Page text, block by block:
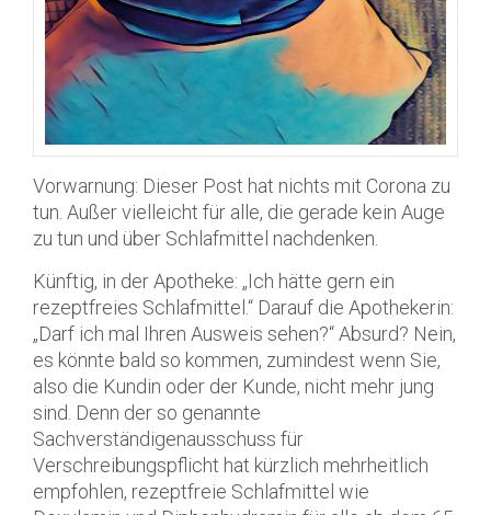
Vorwarnung: Dieser Post hat nichts mit Corona zu
tun. Außer vielleicht für alle, die gerade kein Auge
zu tun und über Schlafmittel nachdenken.
Künftig, in der Apotheke: „Ich hätte gern ein
rezeptfreies Schlafmittel.“ Darauf die Apothekerin:
„Darf ich mal Ihren Ausweis sehen?“ Absurd? Nein,
es könnte bald so kommen, zumindest wenn Sie,
also die Kundin oder der Kunde, nicht mehr jung
sind. Denn der so genannte
Sachverständigenausschuss für
Verschreibungspflicht hat kürzlich mehrheitlich
empfohlen, rezeptfreie Schlafmittel wie